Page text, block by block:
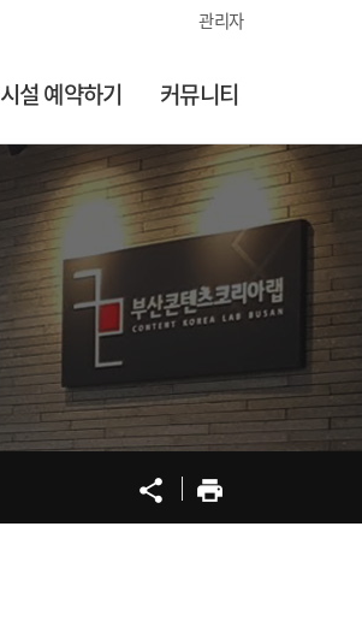
관리자
시설 예약하기 커뮤니티
share 공유print